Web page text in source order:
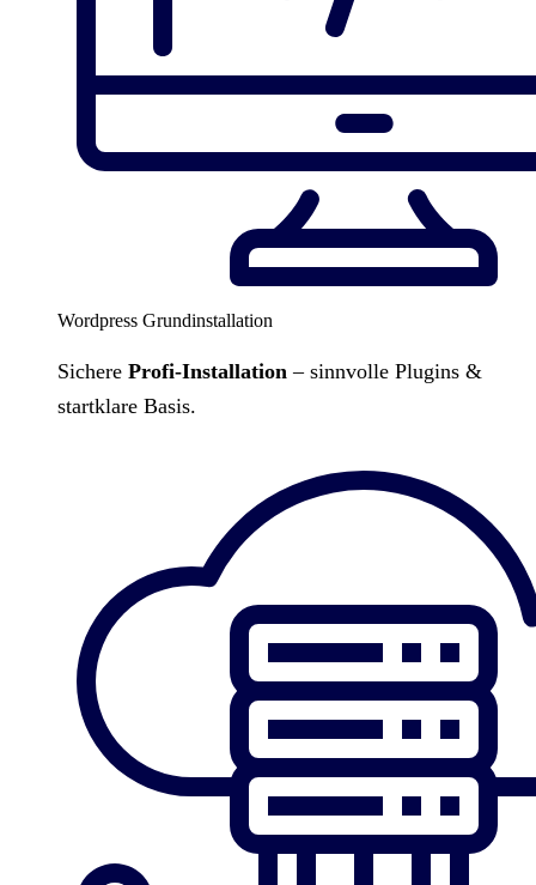
Wordpress Grundinstallation
Sichere Profi-Installation – sinnvolle Plugins &
startklare Basis.